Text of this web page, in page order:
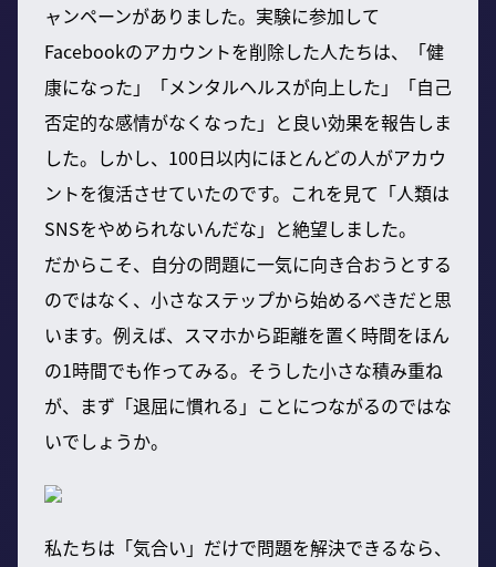
ャンペーンがありました。実験に参加して
Facebookのアカウントを削除した人たちは、「健
康になった」「メンタルヘルスが向上した」「自己
否定的な感情がなくなった」と良い効果を報告しま
した。しかし、100日以内にほとんどの人がアカウ
ントを復活させていたのです。これを見て「人類は
SNSをやめられないんだな」と絶望しました。
だからこそ、自分の問題に一気に向き合おうとする
のではなく、小さなステップから始めるべきだと思
います。例えば、スマホから距離を置く時間をほん
の1時間でも作ってみる。そうした小さな積み重ね
が、まず「退屈に慣れる」ことにつながるのではな
いでしょうか。
私たちは「気合い」だけで問題を解決できるなら、